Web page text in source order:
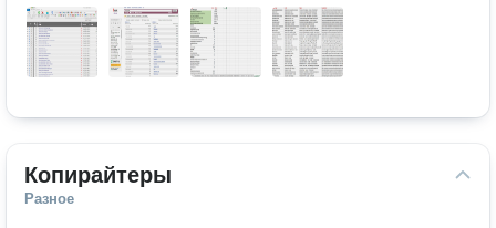
Копирайтеры
Разное